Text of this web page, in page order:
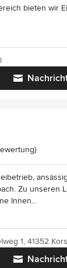
bieten wir
5 von
Zu unseren
Innen...
1, 41352